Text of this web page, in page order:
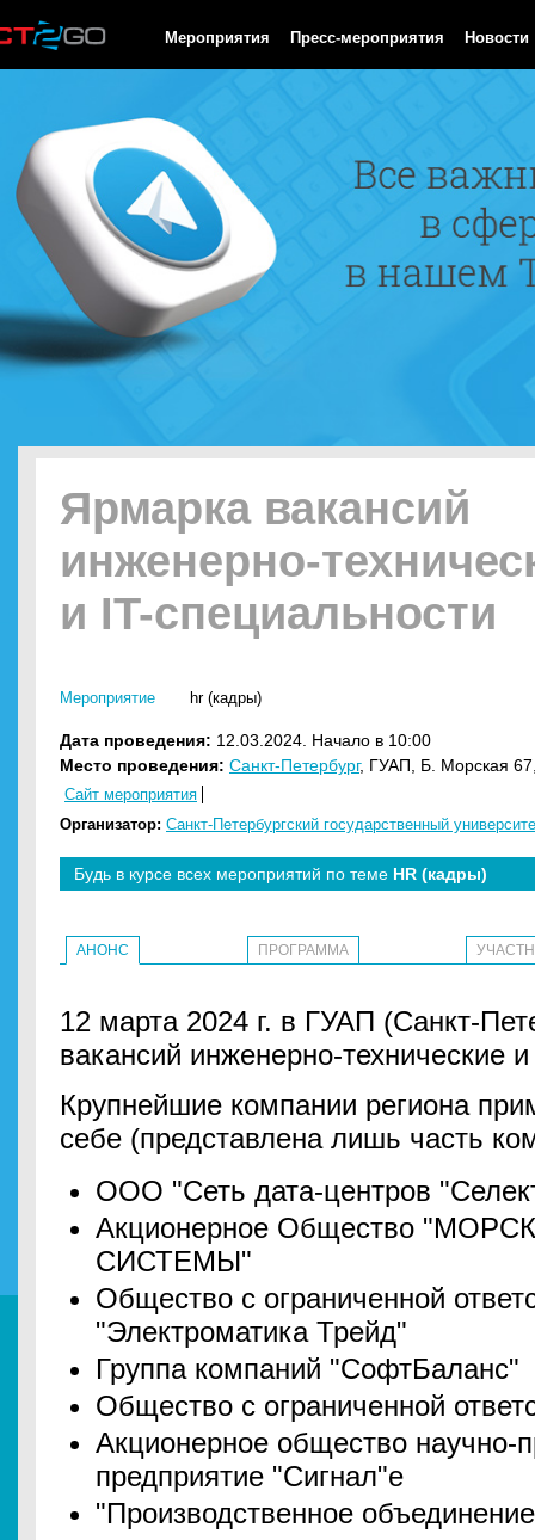
Мероприятия Пресс-мероприятия Новости
Ярмарка вакансий
инженерно-
и IT-специальности
Мероприятие hr (кадры)
Дата проведения: 12.03.2024. Начало в 10:00
Место проведения: Санкт-Петербург, ГУАП, Б. Морская
Сайт мероприятия
Организатор: Санкт-Петербургский государственный
Будь в курсе всех мероприятий по теме HR (кадры)
АНОНС ПРОГРАММА
12 марта 2024 г. в ГУАП (Санкт-
вакансий инженерно-технические
Крупнейшие компании региона
себе (представлена лишь часть
ООО "Сеть дата-центров
Акционерное Общество
СИСТЕМЫ"
Общество с ограниченной
"Электроматика Трейд"
Группа компаний "СофтБаланс"
Общество с ограниченной
Акционерное общество научно-
предприятие "Сигнал"е
"Производственное